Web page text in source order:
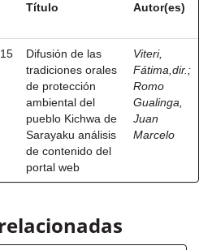
Título Autor(es)
Difusión de las
tradiciones orales
de protección
ambiental del
pueblo Kichwa de
Sarayaku análisis
de contenido del
portal web
Viteri,
Fátima,dir. ;
Romo
Gualinga,
Juan
Marcelo